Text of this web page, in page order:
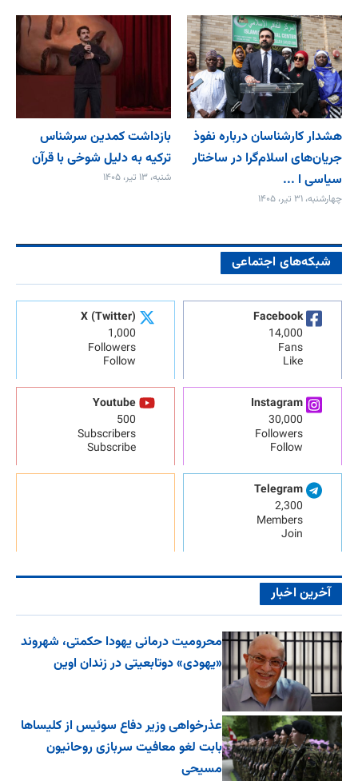
هشدار کارشناسان درباره نفوذ
جریان‌های اسلام‌گرا در ساختار
سیاسی ا ...
چهارشنبه، ۳۱ تیر، ۱۴۰۵
بازداشت کمدین سرشناس
ترکیه به دلیل شوخی با قرآن
شنبه، ۱۳ تیر، ۱۴۰۵
شبکه‌های اجتماعی
Facebook
14,000
Fans
Like
X (Twitter)
1,000
Followers
Follow
Instagram
30,000
Followers
Follow
Youtube
500
Subscribers
Subscribe
Telegram
2,300
Members
Join
آخرین اخبار
محرومیت درمانی یهودا حکمتی، شهروند
«یهودی» دوتابعیتی در زندان اوین
عذرخواهی وزیر دفاع سوئیس از کلیساها
بابت لغو معافیت سربازی روحانیون
مسیحی